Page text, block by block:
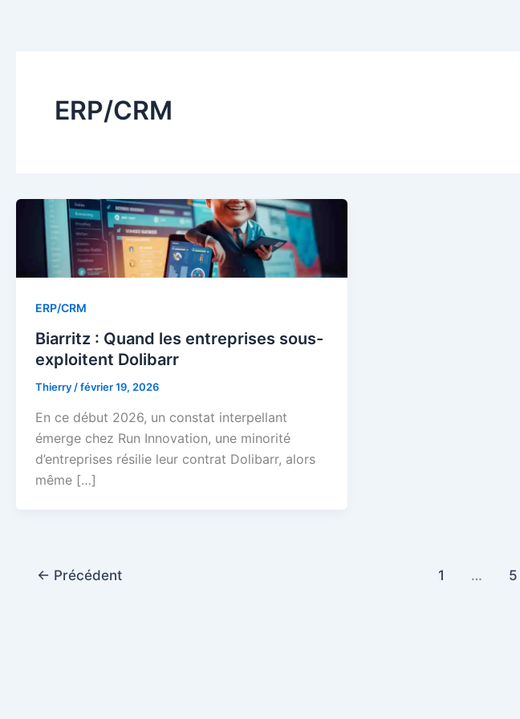
ERP/CRM
ERP/CRM
Biarritz : Quand les entreprises sous-
exploitent Dolibarr
Thierry /février 19, 2026
En ce début 2026, un constat interpellant
émerge chez Run Innovation, une minorité
d’entreprises résilie leur contrat Dolibarr, alors
même […]
← Précédent 1 … 5